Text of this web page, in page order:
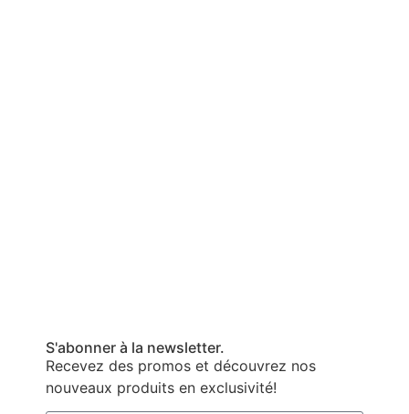
S'abonner à la newsletter.
Recevez des promos et découvrez nos
nouveaux produits en exclusivité!